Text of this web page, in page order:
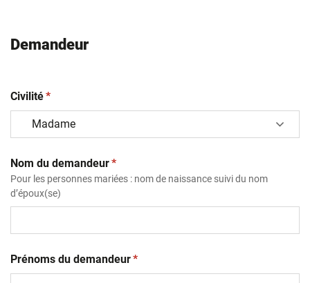
Demandeur
Civilité(obligatoire)
*
Nom du demandeur(obligatoire)
*
Pour les personnes mariées : nom de naissance suivi du nom
d’époux(se)
Prénoms du demandeur(obligatoire)
*